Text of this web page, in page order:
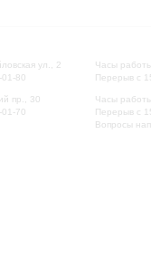
ул., 2
80
пр., 30
70
Часы
Перерыв с
Часы
Перерыв с
Вопросы